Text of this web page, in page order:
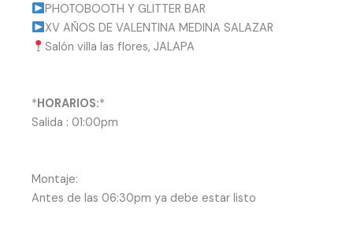
PHOTOBOOTH Y GLITTER BAR
XV AÑOS DE VALENTINA MEDINA SALAZAR
Salón villa las flores, JALAPA
*HORARIOS:*
Salida : 01:00pm
Montaje:
Antes de las 06:30pm ya debe estar listo